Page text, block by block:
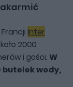
Inter
2000
i gości. W
butelek wody,